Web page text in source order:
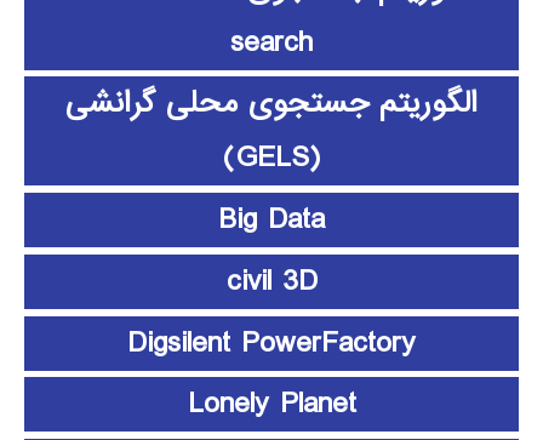
search
الگوریتم جستجوی محلی گرانشی
(GELS)
Big Data
civil 3D
Digsilent PowerFactory
Lonely Planet